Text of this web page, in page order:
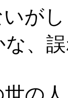
いが
、